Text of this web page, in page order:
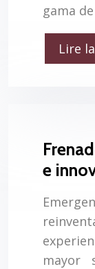
gama
Lire
e
mayor